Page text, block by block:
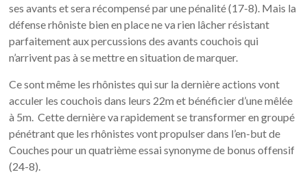
ses avants et sera récompensé par une pénalité (17-8). Mais la
défense rhôniste bien en place ne va rien lâcher résistant
parfaitement aux percussions des avants couchois qui
n’arrivent pas à se mettre en situation de marquer.
Ce sont même les rhônistes qui sur la dernière actions vont
acculer les couchois dans leurs 22m et bénéficier d’une mêlée
à 5m. Cette dernière va rapidement se transformer en groupé
pénétrant que les rhônistes vont propulser dans l’en-but de
Couches pour un quatrième essai synonyme de bonus offensif
(24-8).